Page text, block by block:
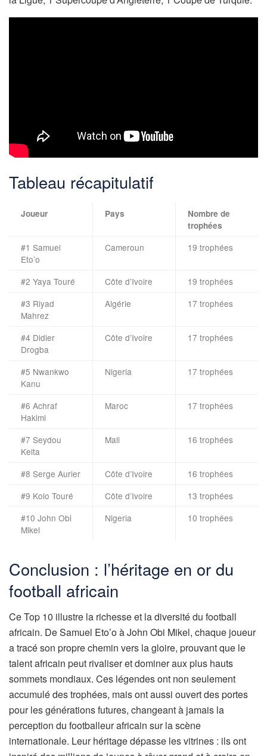
Tableau récapitulatif
Joueur Pays
Nombre de
trophées
#1 Samuel
Eto’o
Cameroun 19 trophées
#2 Yaya Touré Côte d’Ivoire
19 trophées
#3 Riyad
Mahrez
Algérie 17 trophées
#4 Didier
Drogba
Côte d’Ivoire 17 trophées
#5 Nwankwo
Kanu
Nigeria 17 trophées
#6 Achraf
Hakimi
Maroc 17 trophées
#7 Seydou
Keita
Mali 16 trophées
#8 Serge Aurier Côte d’Ivoire
16 trophées
#9 Kolo Touré
Côte d’Ivoire
13 trophées
#10 John Obi
Mikel
Nigeria 10 trophées
Conclusion : l’héritage en or du
football africain
Ce Top 10 illustre la richesse et la diversité du football
africain. De Samuel Eto’o à John Obi Mikel, chaque joueur
a tracé son propre chemin vers la gloire, prouvant que le
talent africain peut rivaliser et dominer aux plus hauts
sommets mondiaux. Ces légendes ont non seulement
accumulé des trophées, mais ont aussi ouvert des portes
pour les générations futures, changeant à jamais la
perception du footballeur africain sur la scène
internationale. Leur héritage dépasse les vitrines : ils ont